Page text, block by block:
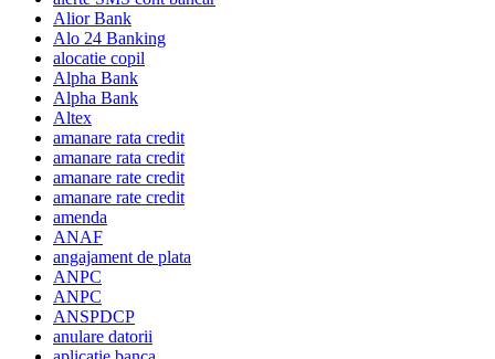
Alior Bank
Alo 24 Banking
alocatie copil
Alpha Bank
Alpha Bank
Altex
amanare rata credit
amanare rata credit
amanare rate credit
amanare rate credit
amenda
ANAF
angajament de plata
ANPC
ANPC
ANSPDCP
anulare datorii